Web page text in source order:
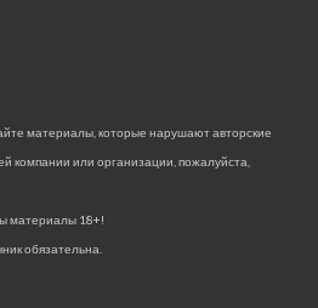
материалы, которые нарушают авторские
или организации, пожалуйста,
материалы 18+!
обязательна.